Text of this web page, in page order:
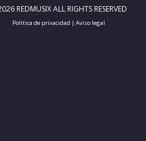
REDMUSIX ALL RIGHTS RESERVED
Política de privacidad | Aviso legal